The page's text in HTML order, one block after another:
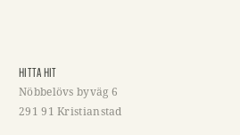
HITTA HIT
Nöbbelövs byväg 6
291 91 Kristianstad